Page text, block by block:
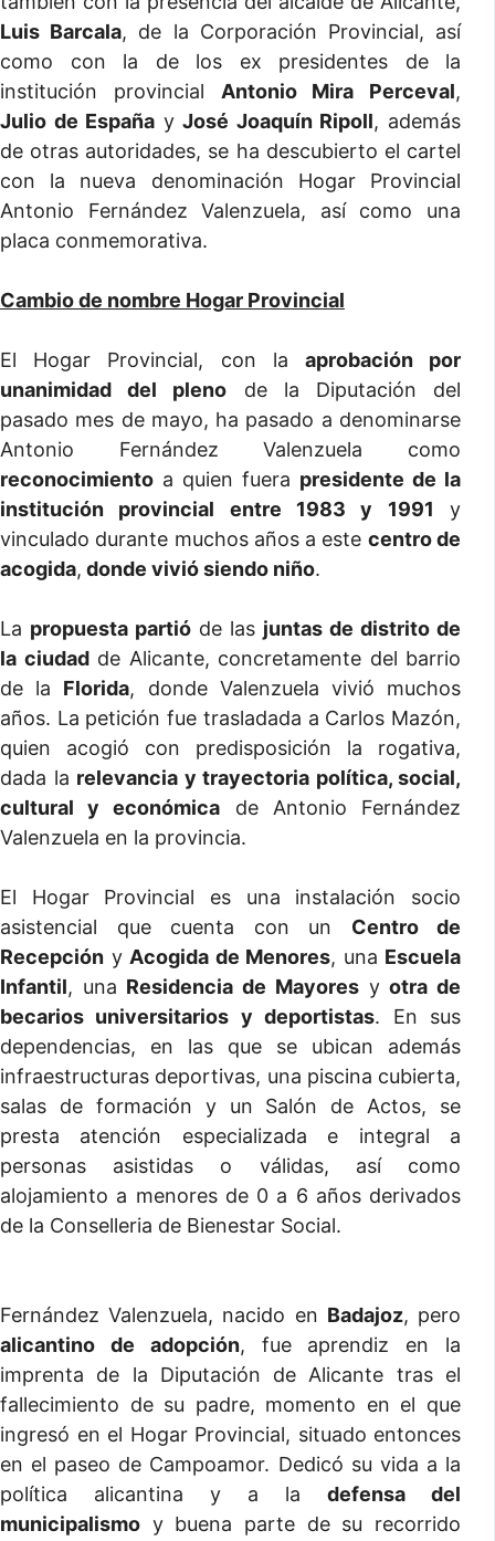
Luis Barcala, de la Corporación Provincial, así
como con la de los ex presidentes de la
institución provincial Antonio Mira Perceval,
Julio de España yJosé Joaquín Ripoll, además
de otras autoridades, se ha descubierto el cartel
con la nueva denominación Hogar Provincial
Antonio Fernández Valenzuela, así como una
placa conmemorativa.
Cambio de nombre Hogar Provincial
El Hogar Provincial, con la aprobación por
unanimidad del pleno de la Diputación del
pasado mes de mayo, ha pasado a denominarse
Antonio Fernández Valenzuela como
reconocimiento a quien fuera presidente de la
institución provincial entre 1983 y 1991 y
vinculado durante muchos años a este centro de
acogida, donde vivió siendo niño.
La propuesta partió de las juntas de distrito de
la ciudadde Alicante, concretamente del barrio
de la Florida, donde Valenzuela vivió muchos
años. La petición fue trasladada a Carlos Mazón,
quien acogió con predisposición la rogativa,
dada la relevancia y trayectoria política, social,
cultural y económica de Antonio Fernández
Valenzuela en la provincia.
El Hogar Provincial es una instalación socio
asistencial que cuenta con un Centro de
Recepción y Acogida de Menores, una Escuela
Infantil, una Residencia de Mayoresyotra de
becarios universitarios y deportistas. En sus
dependencias, en las que se ubican además
infraestructuras deportivas, una piscina cubierta,
salas de formación y un Salón de Actos, se
presta atención especializada e integral a
personas asistidas o válidas, así como
alojamiento a menores de 0 a 6 años derivados
de la Conselleria de Bienestar Social.
Fernández Valenzuela, nacido en Badajoz, pero
alicantino de adopción, fue aprendiz en la
imprenta de la Diputación de Alicante tras el
fallecimiento de su padre, momento en el que
ingresó en el Hogar Provincial, situado entonces
en el paseo de Campoamor. Dedicó su vida a la
política alicantina y a la defensa del
municipalismo y buena parte de su recorrido